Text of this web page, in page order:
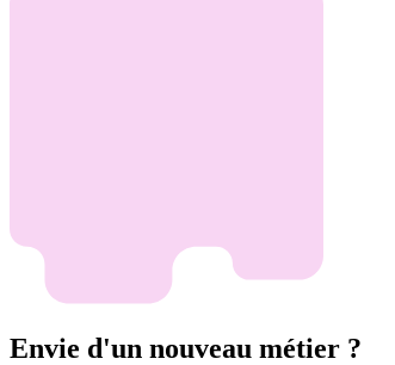
Envie d'un nouveau métier ?